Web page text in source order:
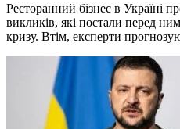
Ресторанний бізнес в Україні
викликів, які постали перед
кризу. Втім, експерти